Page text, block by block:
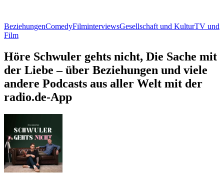
BeziehungenComedyFilminterviewsGesellschaft und KulturTV und
Film
Höre Schwuler gehts nicht, Die Sache mit
der Liebe – über Beziehungen und viele
andere Podcasts aus aller Welt mit der
radio.de-App